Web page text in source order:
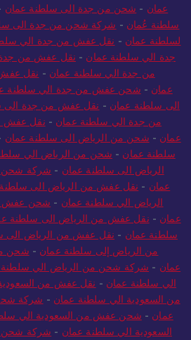
عمان - شحن من جدة الى سلطنة عمان
سلطنة عُمان - شركة شحن من جدة الى
لسلطنة عمان - نقل عفش من جدة الي
جدة الي سلطنة عمان - نقل عفش من
من جدة الي سلطنة عمان - نقل
عمان - شحن عفش من جدة الي سلطنة
الى سلطنة عمان - نقل عفش من جدة الى
من جدة الي سلطنة عمان - نقل عفش
عمان - شحن من الرياض الى سلطنة عمان
سلطنة عمان - شحن من الرياض الي
الرياض الى سلطنة عمان - شركة شحن
عمان - نقل عفش من الرياض الى
الرياض الي سلطنة عمان - شحن عفش
عمان - نقل عفش من الرياض الى سلطنة
سلطنة عمان - نقل عفش من الرياض الى
من الرياض إلى سلطنة عمان - شحن
عمان - شركة شحن من الرياض الي سلطنة
الي سلطنة عمان - نقل عفش من
من السعودية الي سلطنة عمان - شركة
عمان - شحن عفش من السعودية الي
السعودية الي سلطنة عمان - شركة شحن